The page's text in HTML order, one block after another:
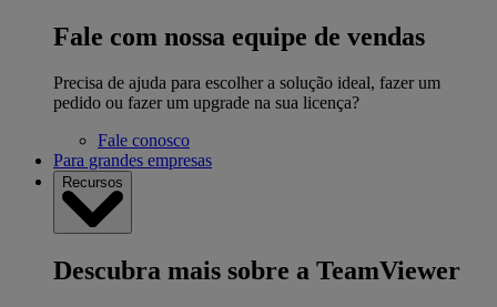
Fale com nossa equipe de vendas
Precisa de ajuda para escolher a solução ideal, fazer um
pedido ou fazer um upgrade na sua licença?
Fale conosco
Para grandes empresas
Recursos
Descubra mais sobre a TeamViewer